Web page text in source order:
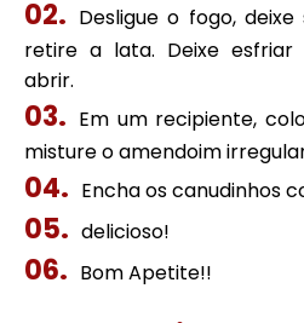
Desligue o fogo,
retire a lata. Deixe
abrir.
Em um recipiente,
misture o amendoim
Encha os canudinhos
delicioso!
Bom Apetite!!